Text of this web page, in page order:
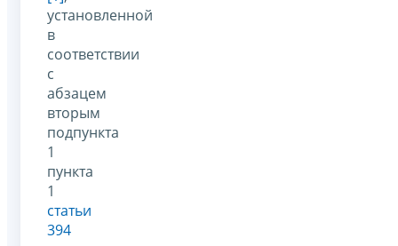
установленной
в
соответствии
с
абзацем
вторым
подпункта
1
пункта
1
статьи
394